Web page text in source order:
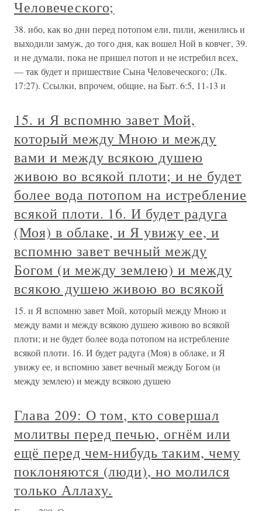
Человеческого;
38. ибо, как во дни перед потопом ели, пили, женились и
выходили замуж, до того дня, как вошел Ной в ковчег, 39.
и не думали, пока не пришел потоп и не истребил всех,
— так будет и пришествие Сына Человеческого; (Лк.
17:27). Ссылки, впрочем, общие, на Быт. 6:5, 11-13 и
15. и Я вспомню завет Мой,
который между Мною и между
вами и между всякою душею
живою во всякой плоти; и не будет
более вода потопом на истребление
всякой плоти. 16. И будет радуга
(Моя) в облаке, и Я увижу ее, и
вспомню завет вечный между
Богом (и между землею) и между
всякою душею живою во всякой
15. и Я вспомню завет Мой, который между Мною и
между вами и между всякою душею живою во всякой
плоти; и не будет более вода потопом на истребление
всякой плоти. 16. И будет радуга (Моя) в облаке, и Я
увижу ее, и вспомню завет вечный между Богом (и
между землею) и между всякою душею
Глава 209: О том, кто совершал
молитвы перед печью, огнём или
ещё перед чем-нибудь таким, чему
поклоняются (люди), но молился
только Аллаху.